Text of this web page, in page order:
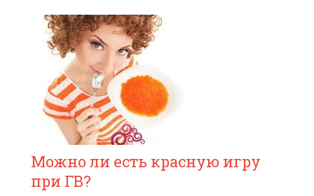
Можно ли есть красную игру
при ГВ?